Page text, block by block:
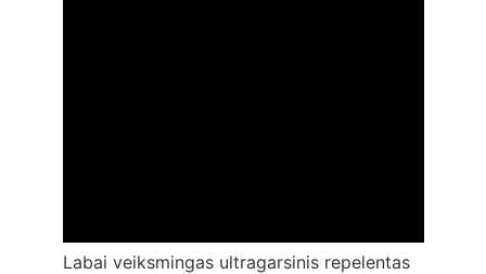
Labai veiksmingas ultragarsinis repelentas